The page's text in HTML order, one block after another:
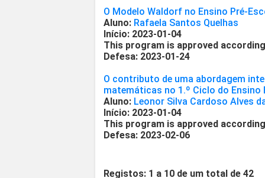
O Modelo Waldorf no Ensino Pré-
Aluno: Rafaela Santos Quelhas
Início: 2023-01-04
This program is approved
Defesa: 2023-01-24
O contributo de uma abordagem
matemáticas no 1.º Ciclo do Ensino
Aluno: Leonor Silva Cardoso Alves
Início: 2023-01-04
This program is approved
Defesa: 2023-02-06
Registos: 1 a 10 de um total de 42